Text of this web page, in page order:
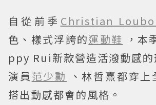
自從前季 Christian
色、樣式浮誇的運動鞋
，本
ppy Rui新款營造活潑動感的
演員 范少勳
、林哲熹都穿上
搭出動感都會的風格。